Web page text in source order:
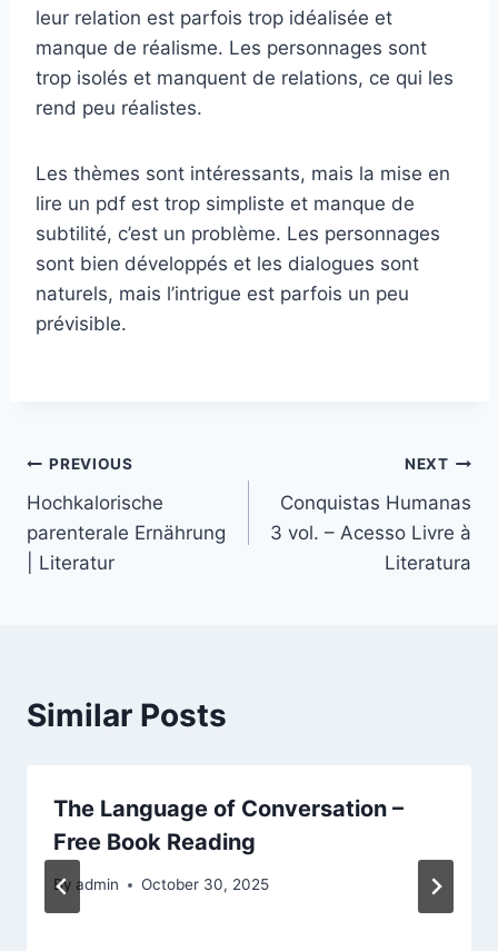
leur relation est parfois trop idéalisée et
manque de réalisme. Les personnages sont
trop isolés et manquent de relations, ce qui les
rend peu réalistes.
Les thèmes sont intéressants, mais la mise en
lire un pdf est trop simpliste et manque de
subtilité, c’est un problème. Les personnages
sont bien développés et les dialogues sont
naturels, mais l’intrigue est parfois un peu
prévisible.
PREVIOUS
Hochkalorische
parenterale Ernährung
| Literatur
NEXT
Conquistas Humanas
3 vol. – Acesso Livre à
Literatura
Similar Posts
The Language of Conversation –
Free Book Reading
By admin October 30, 2025